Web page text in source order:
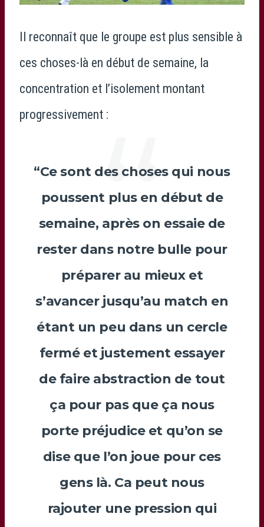
Il reconnaît que le groupe est plus sensible à
ces choses-là en début de semaine, la
concentration et l’isolement montant
progressivement :
“Ce sont des choses qui nous
poussent plus en début de
semaine, après on essaie de
rester dans notre bulle pour
préparer au mieux et
s’avancer jusqu’au match en
étant un peu dans un cercle
fermé et justement essayer
de faire abstraction de tout
ça pour pas que ça nous
porte préjudice et qu’on se
dise que l’on joue pour ces
gens là. Ca peut nous
rajouter une pression qui